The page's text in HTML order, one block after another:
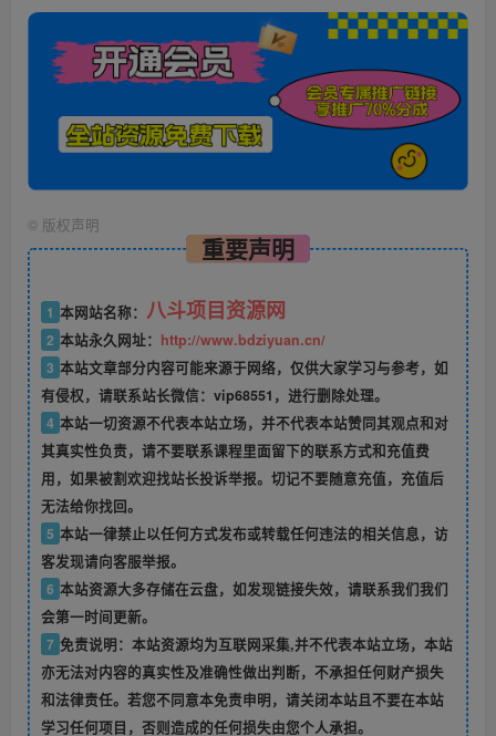
© 版权声明
重要声明
1 本网站名称： 八斗项目资源网
2 本站永久网址： http://www.bdziyuan.cn/
3 本站文章部分内容可能来源于网络，仅供大家学习与参考，如
有侵权，请联系站长微信：vip68551，进行删除处理。
4 本站一切资源不代表本站立场，并不代表本站赞同其观点和对
其真实性负责，请不要联系课程里面留下的联系方式和充值费
用，如果被割欢迎找站长投诉举报。切记不要随意充值，充值后
无法给你找回。
5 本站一律禁止以任何方式发布或转载任何违法的相关信息，访
客发现请向客服举报。
6 本站资源大多存储在云盘，如发现链接失效，请联系我们我们
会第一时间更新。
7 免责说明：本站资源均为互联网采集,并不代表本站立场，本站
亦无法对内容的真实性及准确性做出判断，不承担任何财产损失
和法律责任。若您不同意本免责申明，请关闭本站且不要在本站
学习任何项目，否则造成的任何损失由您个人承担。